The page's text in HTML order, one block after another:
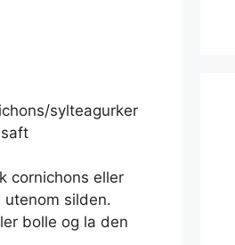
sylteagurker
cornichons eller
utenom silden.
bolle og la den